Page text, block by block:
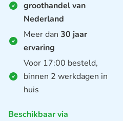
groothandel van
Nederland
Meer dan 30 jaar
ervaring
Voor 17:00 besteld,
binnen 2 werkdagen in
huis
Beschikbaar via